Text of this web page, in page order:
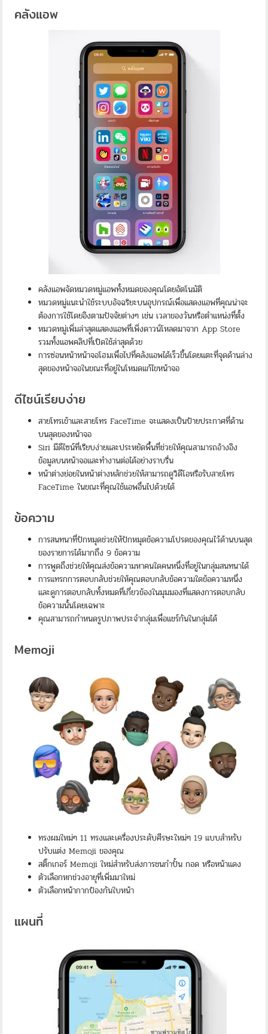
คลังแอพ
คลังแอพจัดหมวดหมู่แอพทั้งหมดของคุณโดยอัตโนมัติ
หมวดหมู่แนะนำใช้ระบบอัจฉริยะบนอุปกรณ์เพื่อแสดงแอพที่คุณน่าจะ
ต้องการใช้โดยอิงตามปัจจัยต่างๆ เช่น เวลาของวันหรือตำแหน่งที่ตั้ง
หมวดหมู่เพิ่มล่าสุดแสดงแอพที่เพิ่งดาวน์โหลดมาจาก App Store
รวมทั้งแอพคลิปที่เปิดใช้ล่าสุดด้วย
การซ่อนหน้าหน้าจอโฮมเพื่อไปที่คลังแอพได้เร็วขึ้นโดยแตะที่จุดด้านล่าง
สุดของหน้าจอในขณะที่อยู่ในโหมดแก้ไขหน้าจอ
ดีไซน์เรียบง่าย
สายโทรเข้าและสายโทร FaceTime จะแสดงเป็นป้ายประกาศที่ด้าน
บนสุดของหน้าจอ
Siri มีดีไซน์ที่เรียบง่ายและประหยัดพื้นที่ช่วยให้คุณสามารถอ้างอิง
ข้อมูลบนหน้าจอและทำงานต่อได้อย่างราบรื่น
หน้าต่างย่อยในหน้าต่างหลักช่วยให้สามารถดูวิดีโอหรือรับสายโทร
FaceTime ในขณะที่คุณใช้แอพอื่นไปด้วยได้
ข้อความ
การสนทนาที่ปักหมุดช่วยให้ปักหมุดข้อความโปรดของคุณไว้ด้านบนสุด
ของรายการได้มากถึง 9 ข้อความ
การพูดถึงช่วยให้คุณส่งข้อความหาคนใดคนหนึ่งที่อยู่ในกลุ่มสนทนาได้
การแทรกการตอบกลับช่วยให้คุณตอบกลับข้อความใดข้อความหนึ่ง
และดูการตอบกลับทั้งหมดที่เกี่ยวข้องในมุมมองที่แสดงการตอบกลับ
ข้อความนั้นโดยเฉพาะ
คุณสามารถกำหนดรูปภาพประจำกลุ่มเพื่อแชร์กันในกลุ่มได้
Memoji
ทรงผมใหม่ๆ 11 ทรงและเครื่องประดับศีรษะใหม่ๆ 19 แบบสำหรับ
ปรับแต่ง Memoji ของคุณ
สติ๊กเกอร์ Memoji ใหม่สำหรับส่งการชนกำปั้น กอด หรือหน้าแดง
ตัวเลือกหกช่วงอายุที่เพิ่มมาใหม่
ตัวเลือกหน้ากากป้องกันใบหน้า
แผนที่